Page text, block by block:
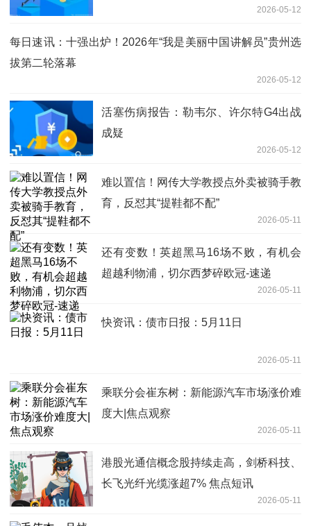
2026-05-12
每日速讯：十强出炉！2026年“我是美丽中国讲解员”贵州选
拔第二轮落幕
2026-05-12
活塞伤病报告：勒韦尔、许尔特G4出战
成疑
2026-05-12
难以置信！网传大学教授点外卖被骑手教
育，反怼其“提鞋都不配”
2026-05-11
还有变数！英超黑马16场不败，有机会
超越利物浦，切尔西梦碎欧冠-速递
2026-05-11
快资讯：债市日报：5月11日
2026-05-11
乘联分会崔东树：新能源汽车市场涨价难
度大|焦点观察
2026-05-11
港股光通信概念股持续走高，剑桥科技、
长飞光纤光缆涨超7% 焦点短讯
2026-05-11